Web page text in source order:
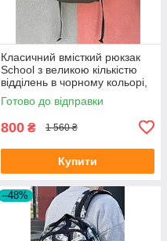
Класичний вмісткий рюкзак
School з великою кількістю
відділень в чорному кольорі,
30л
Готово до відправки
800 ₴ 1 560 ₴
Купити
–48%